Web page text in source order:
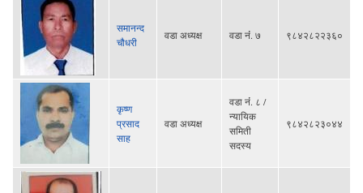
समानन्द
चौधरी
वडा अध्यक्ष वडा नंं. ७ ९८४२८२२३६०
कृष्ण
प्रसाद
साह
वडा अध्यक्ष
वडा नंं. ८ /
न्यायिक
समिती
सदस्य
९८४२८२३०४४